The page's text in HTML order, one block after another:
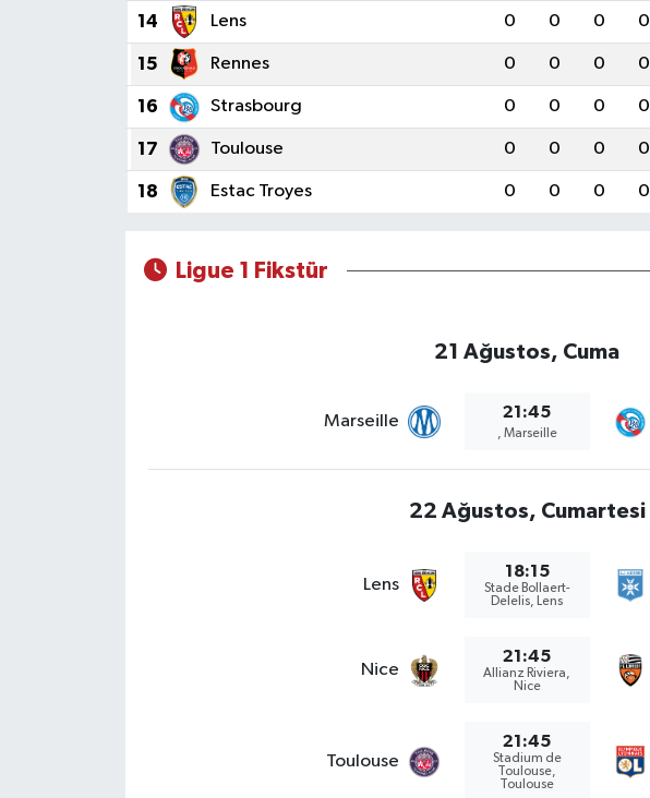
14 Lens 0 0 0 0
15 Rennes 0 0 0 0
16 Strasbourg 0 0 0 0
17 Toulouse 0 0 0 0
18 Estac Troyes 0 0 0 0
Ligue 1 Fikstür
21 Ağustos, Cuma
Marseille
21:45
, Marseille
22 Ağustos, Cumartesi
Lens
18:15
Stade Bollaert-
Delelis, Lens
Nice
21:45
Allianz Riviera,
Nice
Toulouse
21:45
Stadium de
Toulouse,
Toulouse